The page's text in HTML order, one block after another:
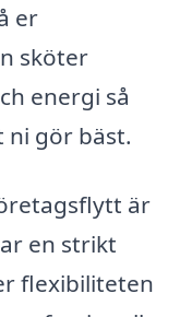
er
sköter
energi så
ni gör bäst.
är
en strikt
flexibiliteten